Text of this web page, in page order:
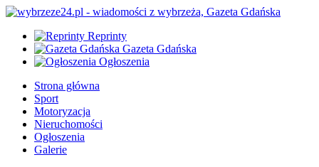
Reprinty
Gazeta Gdańska
Ogłoszenia
Strona główna
Sport
Motoryzacja
Nieruchomości
Ogłoszenia
Galerie